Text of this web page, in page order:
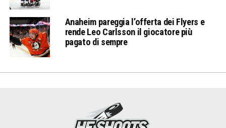
Anaheim pareggia l’offerta dei Flyers e
rende Leo Carlsson il giocatore più
pagato di sempre